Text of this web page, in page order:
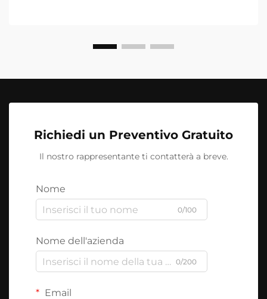
Richiedi un Preventivo Gratuito
Il nostro rappresentante ti contatterà a breve.
Nome
0/100
Nome dell'azienda
0/200
Email